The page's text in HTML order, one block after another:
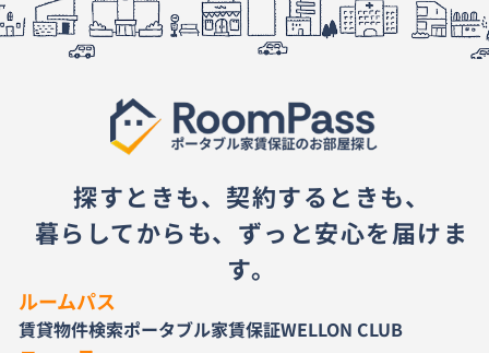
探すときも、契約するときも、
暮らしてからも、ずっと安心を届けま
す。
ルームパス
賃貸物件検索ポータブル家賃保証WELLON CLUB